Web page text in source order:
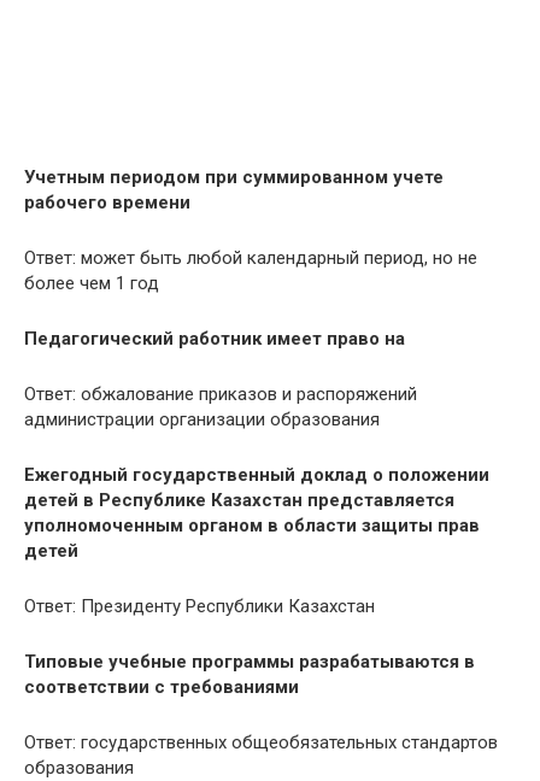
Учетным периодом при суммированном учете
рабочего времени
Ответ: может быть любой календарный период, но не
более чем 1 год
Педагогический работник имеет право на
Ответ: обжалование приказов и распоряжений
администрации организации образования
Ежегодный государственный доклад о положении
детей в Республике Казахстан представляется
уполномоченным органом в области защиты прав
детей
Ответ: Президенту Республики Казахстан
Типовые учебные программы разрабатываются в
соответствии с требованиями
Ответ: государственных общеобязательных стандартов
образования